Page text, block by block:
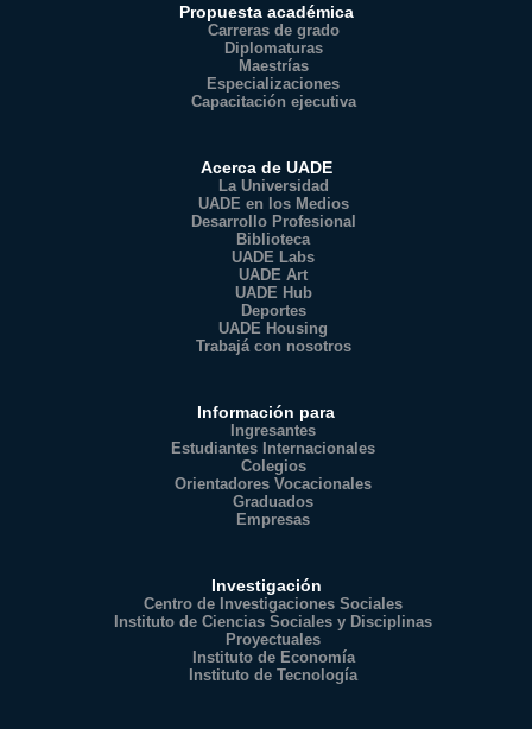
Propuesta académica
Carreras de grado
Diplomaturas
Maestrías
Especializaciones
Capacitación ejecutiva
Acerca de UADE
La Universidad
UADE en los Medios
Desarrollo Profesional
Biblioteca
UADE Labs
UADE Art
UADE Hub
Deportes
UADE Housing
Trabajá con nosotros
Información para
Ingresantes
Estudiantes Internacionales
Colegios
Orientadores Vocacionales
Graduados
Empresas
Investigación
Centro de Investigaciones Sociales
Instituto de Ciencias Sociales y Disciplinas
Proyectuales
Instituto de Economía
Instituto de Tecnología